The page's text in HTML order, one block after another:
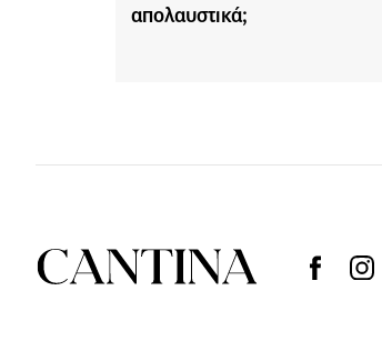
απολαυστικά;